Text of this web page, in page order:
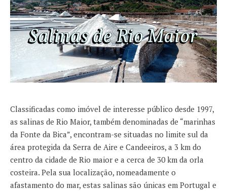
Classificadas como imóvel de interesse público desde 1997,
as salinas de Rio Maior, também denominadas de “marinhas
da Fonte da Bica”, encontram-se situadas no limite sul da
área protegida da Serra de Aire e Candeeiros, a 3 km do
centro da cidade de Rio maior e a cerca de 30 km da orla
costeira. Pela sua localização, nomeadamente o
afastamento do mar, estas salinas são únicas em Portugal e